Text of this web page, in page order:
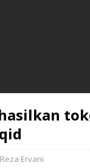
Reza Ervani